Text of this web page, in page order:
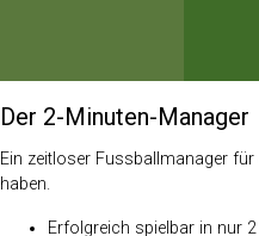
Der 2-Minuten-Manager
Ein zeitloser Fussballmanager für
haben.
Erfolgreich spielbar in nur